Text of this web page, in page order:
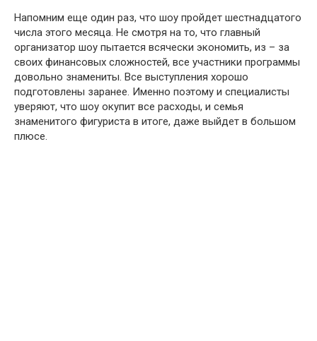
Напомним еще один раз, что шоу пройдет шестнадцатого
числа этого месяца. Не смотря на то, что главный
организатор шоу пытается всячески экономить, из – за
своих финансовых сложностей, все участники программы
довольно знамениты. Все выступления хорошо
подготовлены заранее. Именно поэтому и специалисты
уверяют, что шоу окупит все расходы, и семья
знаменитого фигуриста в итоге, даже выйдет в большом
плюсе.